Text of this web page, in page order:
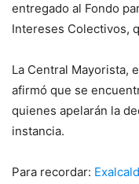
entregado al Fondo
Intereses Colectivos,
La Central Mayorista,
afirmó que se
quienes apelarán la
instancia.
Para recordar: